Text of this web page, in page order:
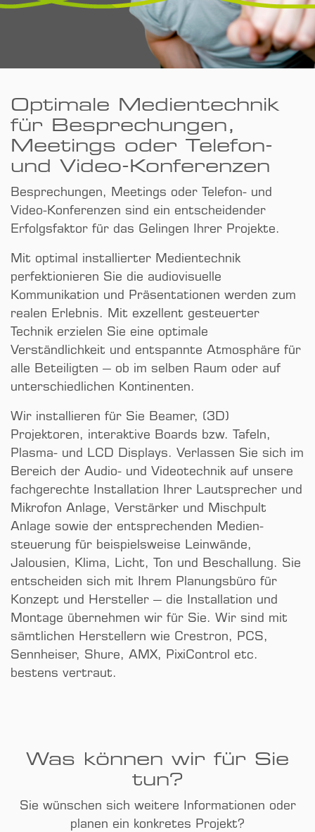
Optimale Medien­technik
für Besprechungen,
Meetings oder Telefon-
und Video-Konferenzen
Besprechungen, Meetings oder Telefon- und
Video-Konferenzen sind ein entscheidender
Erfolgs­faktor für das Gelingen Ihrer Projekte.
Mit optimal installierter Medien­technik
perfektionieren Sie die audiovisuelle
Kommunikation und Präsentationen werden zum
realen Erlebnis. Mit exzellent gesteuerter
Technik erzielen Sie eine optimale
Verständlichkeit und entspannte Atmosphäre für
alle Beteiligten – ob im selben Raum oder auf
unterschiedlichen Kontinenten.
Wir installieren für Sie Beamer, (3D)
Projektoren, interaktive Boards bzw. Tafeln,
Plasma- und LCD Displays. Verlassen Sie sich im
Bereich der Audio- und Videotechnik auf unsere
fach­gerechte Installation Ihrer Laut­sprecher und
Mikrofon Anlage, Verstärker und Mischpult
Anlage sowie der entsprechenden Medien­
steuerung für beispielsweise Leinwände,
Jalousien, Klima, Licht, Ton und Beschallung. Sie
entscheiden sich mit Ihrem Planungs­büro für
Konzept und Hersteller – die Installation und
Montage übernehmen wir für Sie. Wir sind mit
sämtlichen Herstellern wie Crestron, PCS,
Sennheiser, Shure, AMX, PixiControl etc.
bestens vertraut.
Was können wir für Sie
tun?
Sie wünschen sich weitere Informationen oder
planen ein konkretes Projekt?